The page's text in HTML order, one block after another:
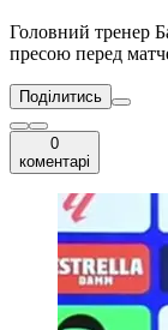
Головний тренер
пресою перед
Поділитись
0
коментарі